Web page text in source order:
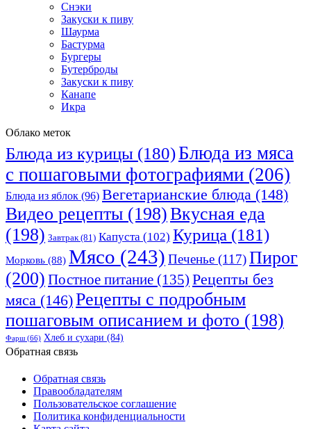
Снэки
Закуски к пиву
Шаурма
Бастурма
Бургеры
Бутерброды
Закуски к пиву
Канапе
Икра
Облако меток
Блюда из курицы (180)Блюда из мяса
с пошаговыми фотографиями (206)
Блюда из яблок (96) Вегетарианские блюда (148)
Видео рецепты (198)Вкусная еда
(198) Завтрак(81) Капуста (102) Курица (181)
Морковь (88) Мясо (243) Печенье (117)Пирог
(200) Постное питание (135) Рецепты без
мяса (146)Рецепты с подробным
пошаговым описанием и фото (198)
Фарш(66) Хлеб и сухари (84)
Обратная связь
Обратная связь
Правообладателям
Пользовательское соглашение
Политика конфиденциальности